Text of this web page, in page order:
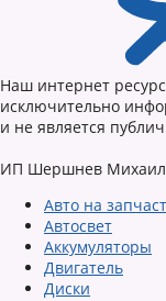
Наш интернет
исключительно
и не является
ИП Шершнев Михаил
Авто на
Автосвет
Аккумуляторы
Двигатель
Диски